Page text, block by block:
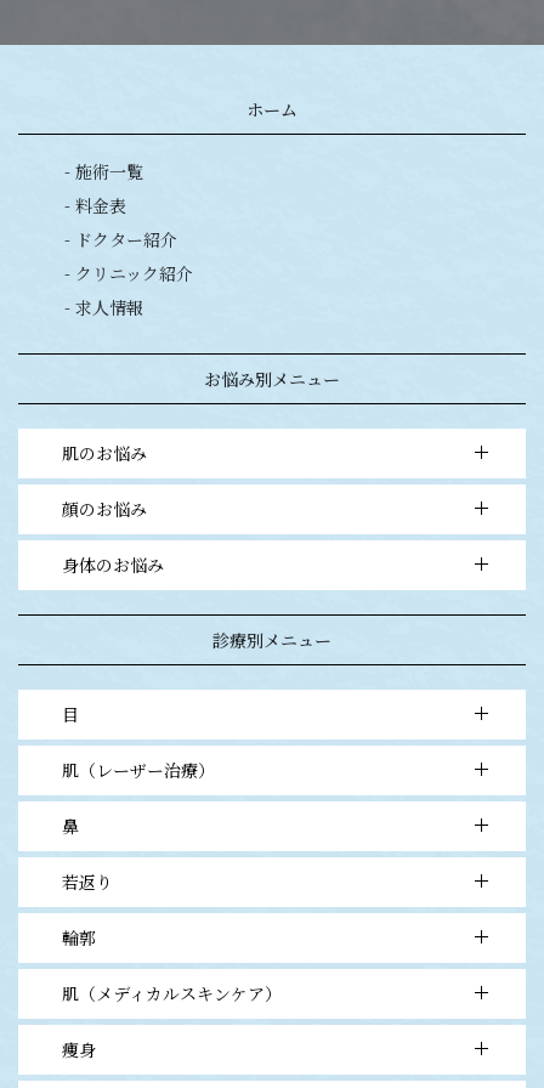
ホーム
- 施術一覧
- 料金表
- ドクター紹介
- クリニック紹介
- 求人情報
お悩み別メニュー
肌のお悩み
- 毛穴の開き・黒ずみ・ニキビ
- シミ・アザ・ソバカス
- 目立つホクロ・イボ
顔のお悩み
- 二重まぶた・目元
- エイジングケア
身体のお悩み
- ムダ毛
診療別メニュー
目
- 1point埋没法（1点留）
- ナチュラル埋没法（2点留）
- ナチュラルオーダーメイド埋没法（3点留）
- 二重切開法
- 目頭切開法
- 上まぶたタルミ取り
- 眉下切開タルミ取り
- 眼瞼下垂
肌（レーザー治療）
- フォトフェイシャルM22ステラ
- 肝斑レーザートーニング
- CO2レーザー
- QスイッチYAGレーザー
鼻
- ヒアルロン酸
若返り
- ヒアルロン酸
- ボトックスビスタ
- 高濃度PRP皮膚再生
- シルエットソフト（3D LIFT）
輪郭
- ヒアルロン酸
- BNLS FAT BURN
肌（メディカルスキンケア）
- 各種ピーリング治療
痩身